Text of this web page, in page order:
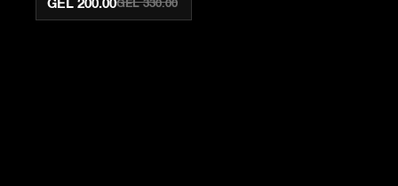
ᲨᲐᲕᲘ/ᲕᲐᲠᲓᲘᲡᲤᲔᲠᲘ |